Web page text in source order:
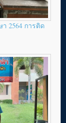
2564 การติด